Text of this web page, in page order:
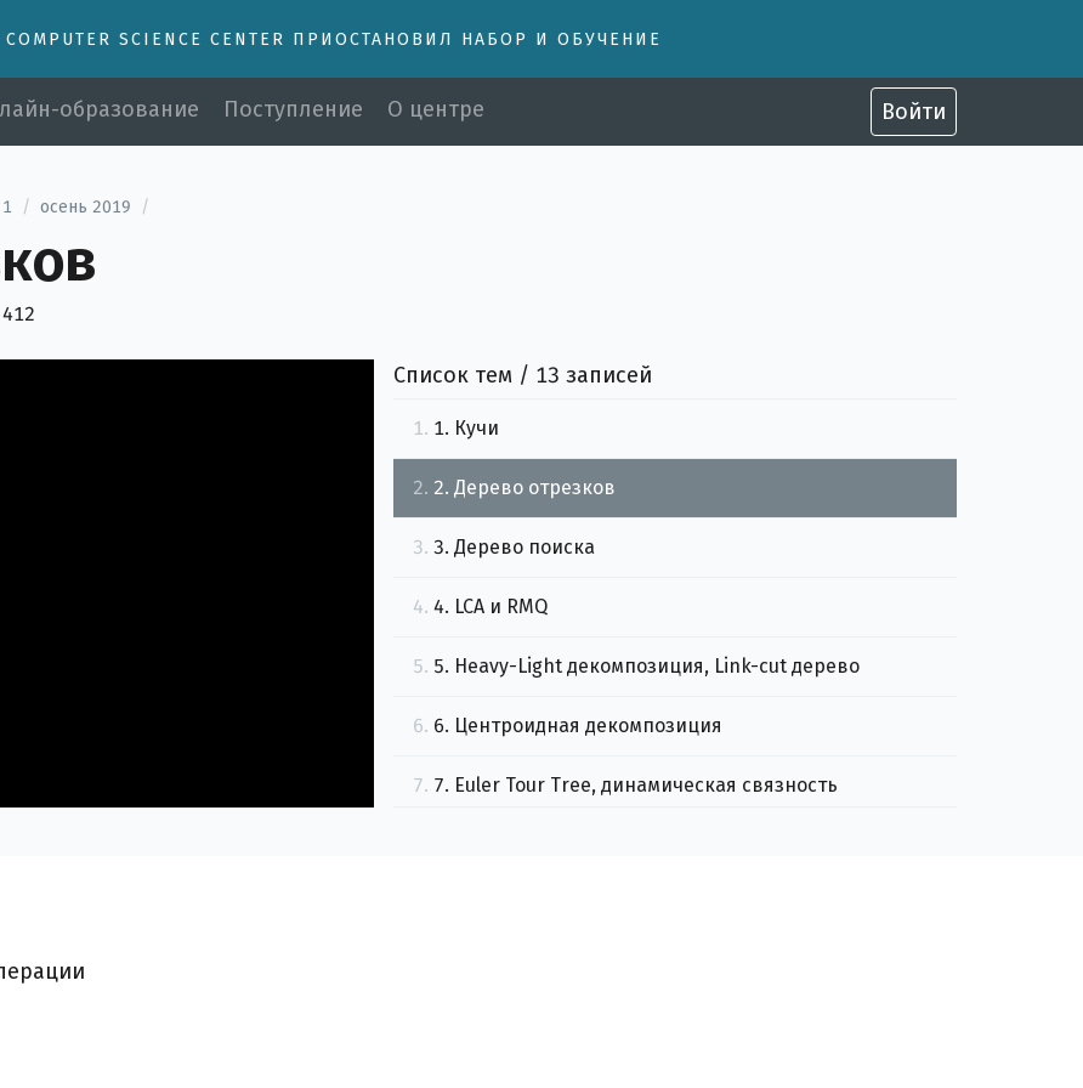
SCIENCE CENTER ПРИОСТАНОВИЛ НАБОР И ОБУЧЕНИЕ
образование Поступление О центре Войти
/ осень 2019 /
Список тем / 13 записей
1. 1. Кучи
2. 2. Дерево отрезков
3. 3. Дерево поиска
4. 4. LCA и RMQ
5. 5. Heavy-Light декомпозиция, Link-cut дерево
6. 6. Центроидная декомпозиция
7. 7. Euler Tour Tree, динамическая связность